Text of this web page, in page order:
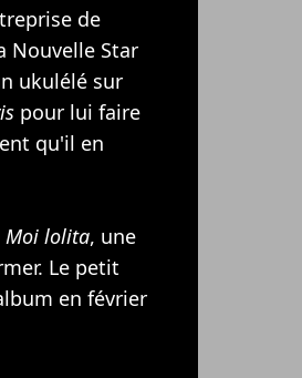
de
Nouvelle Star
ukulélé sur
pour lui faire
qu'il en
Moi lolita, une
. Le petit
en février